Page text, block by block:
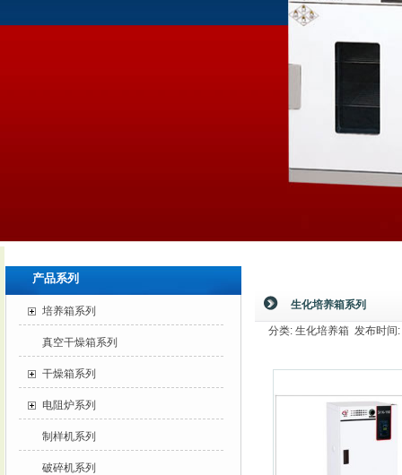
生化培养箱系列
分类: 生化培养箱 发布时
产品系列
培养箱系列
真空干燥箱系列
干燥箱系列
电阻炉系列
制样机系列
破碎机系列